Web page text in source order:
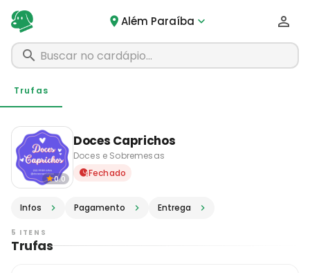
Além Paraíba
0.0
Doces Caprichos
Doces e Sobremesas
Delivery em Além Paraíba
Fechado
Infos Pagamento Entrega
Trufas
5 ITENS
Trufas